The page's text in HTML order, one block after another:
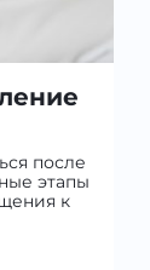
после
этапы
к